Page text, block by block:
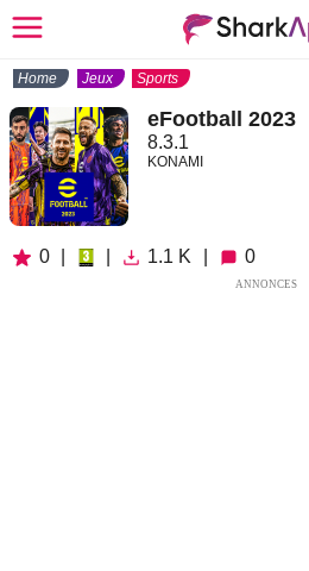
Home Jeux Sports
eFootball 2023
8.3.1
KONAMI
0 1.1 K 0
ANNONCES